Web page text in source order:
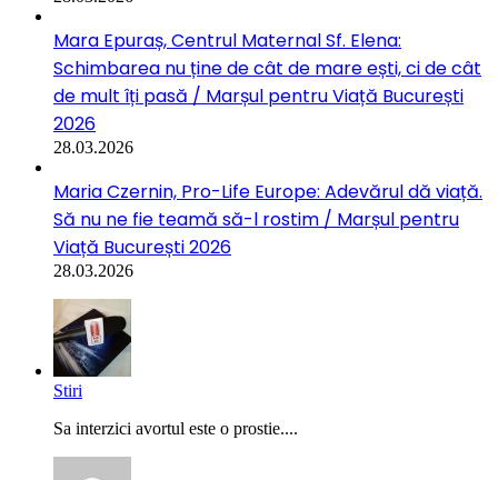
Mara Epuraș, Centrul Maternal Sf. Elena:
Schimbarea nu ține de cât de mare ești, ci de cât
de mult îți pasă / Marșul pentru Viață București
2026
28.03.2026
Maria Czernin, Pro-Life Europe: Adevărul dă viață.
Să nu ne fie teamă să-l rostim / Marșul pentru
Viață București 2026
28.03.2026
Stiri
Sa interzici avortul este o prostie....